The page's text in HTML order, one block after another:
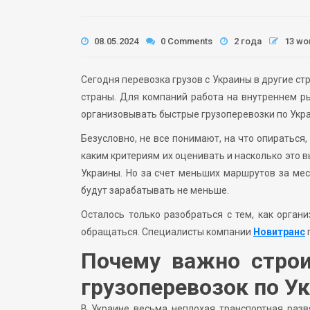
08.05.2024 0 Comments 2 года 13
Сегодня перевозка грузов с Украины в другие
страны. Для компаний работа на внутреннем
организовывать быстрые грузоперевозки по
Безусловно, не все понимают, на что
каким критериям их оценивать и насколько
Украины. Но за счет меньших маршрутов за
будут зарабатывать не меньше.
Осталось только разобраться с тем, как
обращаться. Специалисты компании Новитранс
Почему важно
грузоперевозок по